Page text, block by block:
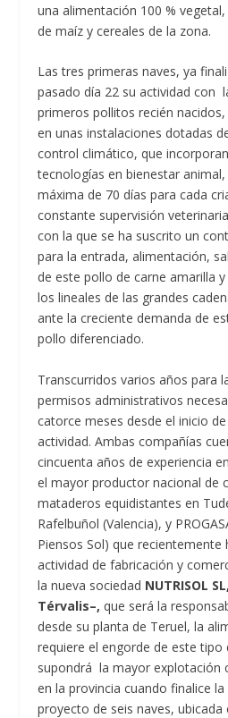
una alimentación 100 %
de maíz y cereales de la zona.
Las tres primeras naves, ya
pasado día 22 su actividad con
primeros pollitos recién
en unas instalaciones dotadas
control climático, que
tecnologías en bienestar
máxima de 70 días para cada
constante supervisión
con la que se ha suscrito un
para la entrada, alimentación,
de este pollo de carne amarilla
los lineales de las grandes
ante la creciente demanda de
pollo diferenciado.
Transcurridos varios años para
permisos administrativos
catorce meses desde el inicio
actividad. Ambas compañías
cincuenta años de experiencia
el mayor productor nacional de
mataderos equidistantes en
Rafelbuñol (Valencia), y
Piensos Sol) que recientemente
actividad de fabricación y
la nueva sociedad NUTRISOL
Térvalis–, que será la
desde su planta de Teruel, la
requiere el engorde de este tipo
supondrá la mayor explotación
en la provincia cuando finalice
proyecto de seis naves, ubicada